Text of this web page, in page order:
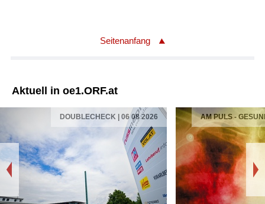
Seitenanfang
Aktuell in oe1.ORF.at
DOUBLECHECK | 06 08 2026 AM PULS -